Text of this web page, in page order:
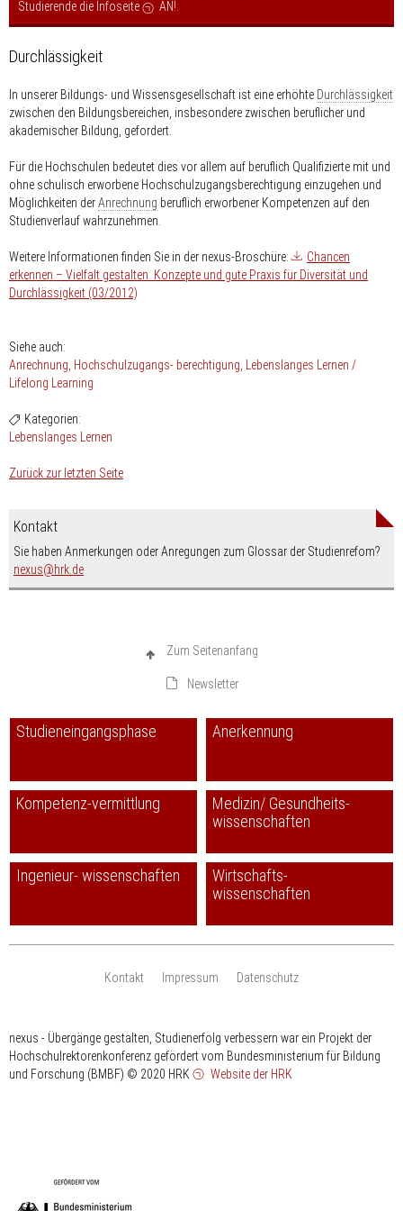
Studierende die Infoseite
AN!
Durchlässigkeit
In unserer Bildungs- und Wissensgesellschaft ist eine erhöhte Durchlässigkeit
zwischen den Bildungsbereichen, insbesondere zwischen beruflicher und
akademischer Bildung, gefordert.
Für die Hochschulen bedeutet dies vor allem auf beruflich Qualifizierte mit und
ohne schulisch erworbene Hochschulzugangsberechtigung einzugehen und
Möglichkeiten derAnrechnung beruflich erworbener Kompetenzen auf den
Studienverlauf wahrzunehmen.
Weitere Informationen finden Sie in der nexus-Broschüre:
Chancen
erkennen – Vielfalt gestalten. Konzepte und gute Praxis für Diversität und
Durchlässigkeit (03/2012)
Siehe auch:
Anrechnung Hochschulzugangs- berechtigung
Lebenslanges Lernen /
Lifelong Learning
Kategorien:
Lebenslanges Lernen
Zurück zur letzten Seite
Kontakt
Sie haben Anmerkungen oder Anregungen zum Glossar der Studienrefom?
nexus
nospam-
hrk.de
Zum Seitenanfang
Newsletter
Studieneingangsphase Anerkennung
Kompetenz-vermittlung
Medizin/ Gesundheits-
wissenschaften
Ingenieur- wissenschaften
Wirtschafts-
wissenschaften
Kontakt Impressum Datenschutz
nexus - Übergänge gestalten, Studienerfolg verbessern war ein Projekt der
Hochschulrektorenkonferenz gefördert vom Bundesministerium für Bildung
und Forschung (BMBF) © 2020 HRK Website der HRK